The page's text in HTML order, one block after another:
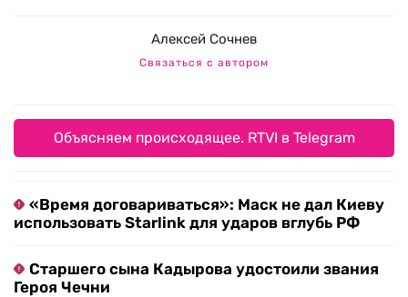
Алексей Сочнев
Связаться с автором
Объясняем происходящее. RTVI в Telegram
«Время договариваться»: Маск не дал Киеву
использовать Starlink для ударов вглубь РФ
Старшего сына Кадырова удостоили звания
Героя Чечни